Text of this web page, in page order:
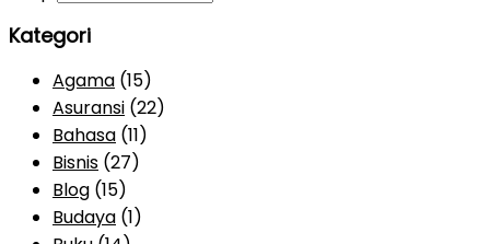
Kategori
Agama (15)
Asuransi (22)
Bahasa (11)
Bisnis (27)
Blog (15)
Budaya (1)